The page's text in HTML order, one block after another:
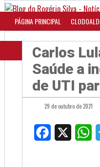
PÁGINA PRINCIPAL
Carlos
Saúde a
de UTI
29 de outubro de 2021
Facebook